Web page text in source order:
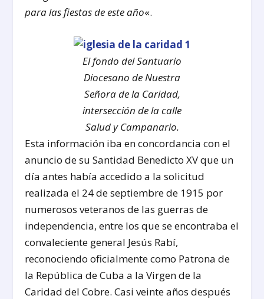
para las fiestas de este año«.
El fondo del Santuario
Diocesano de Nuestra
Señora de la Caridad,
intersección de la calle
Salud y Campanario.
Esta información iba en concordancia con el
anuncio de su Santidad Benedicto XV que un
día antes había accedido a la solicitud
realizada el 24 de septiembre de 1915 por
numerosos veteranos de las guerras de
independencia, entre los que se encontraba el
convaleciente general Jesús Rabí,
reconociendo oficialmente como Patrona de
la República de Cuba a la Virgen de la
Caridad del Cobre. Casi veinte años después